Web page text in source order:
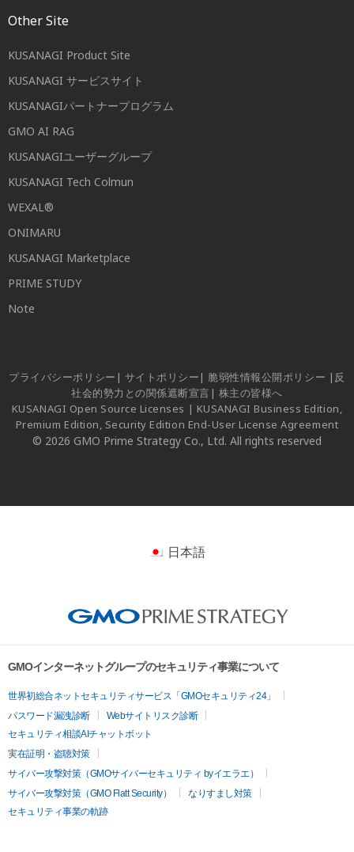
Other Site
KUSANAGI Product Site
KUSANAGI サービスサイト
KUSANAGIパートナープログラム
GMO AI RAG
KUSANAGIユーザーグループ
KUSANAGI Tech Colmun
WEXAL®
ONIMARU
KUSANAGI Marketplace
PRIME STUDY
Note
プライバシーポリシー | サイトポリシー | 脆弱性情報公開ポリシー | 反
社会的勢力との関係遮断宣言 | 株主の皆様へ
KUSANAGI Open Source Licenses | KUSANAGI Business Edition,
Premium Edition, Security Edition End-User License Agreement
© 2026 GMO Prime Strategy Co., Ltd. All rights reserved
日本語
GMOインターネットグループのセキュリティ事業について
世界初総合ネットセキュリティサービス「GMOセキュリティ24」
パスワード漏洩診断
Webサイトリスク診断
セキュリティ相談AIチャットボット
実在証明・盗聴対策
サイバー攻撃対策（GMOサイバーセキュリティ byイエラエ）
サイバー攻撃対策（GMO Flatt Security）
なりすまし対策
セキュリティ事業の軌跡